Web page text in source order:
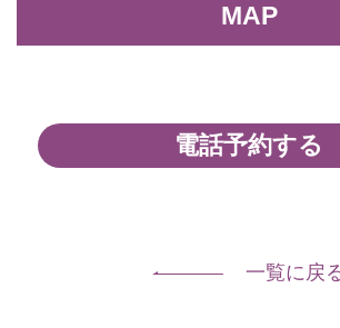
MAP
電話予約する
一覧に戻